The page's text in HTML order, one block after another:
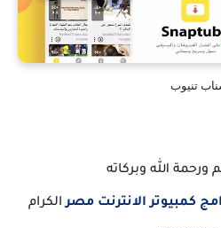
تنيوب
ورحمة الله وبركاته
كمبيوتر الانترنت مصرالكرام